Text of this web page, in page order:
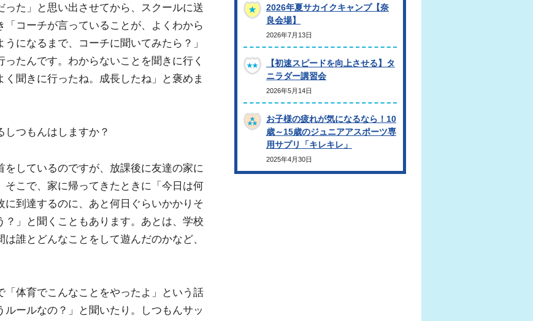
た」と思い出させてから、スクールに送
コーチが言っていることが、よくわから
になるまで、コーチに聞いてみたら？」
たんです。わからないことを聞きに行く
聞きに行ったね。成長したね」と褒めま
つもんはしますか？
をしているのですが、放課後に友達の家に
こで、家に帰ってきたときに「今日は何
到達するのに、あと何日ぐらいかかりそ
？」と聞くこともあります。あとは、学校
誰とどんなことをして遊んだのかなど、
体育でこんなことをやったよ」という話
ールなの？」と聞いたり。しつもんサッ
2026年夏サカイクキャンプ【奈
良会場】
2026年7月13日
【初速スピードを向上させる】タ
ニラダー講習会
2026年5月14日
お子様の疲れが気になるなら！10
歳～15歳のジュニアアスポーツ専
用サプリ「キレキレ」
2025年4月30日